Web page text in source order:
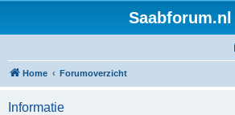
Saabforum.nl
Home Forumoverzicht
Informatie